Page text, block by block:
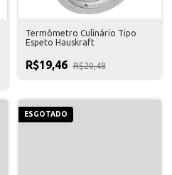
Termômetro Culinário Tipo
Espeto Hauskraft
R$19,46 R$20,48
ESGOTADO